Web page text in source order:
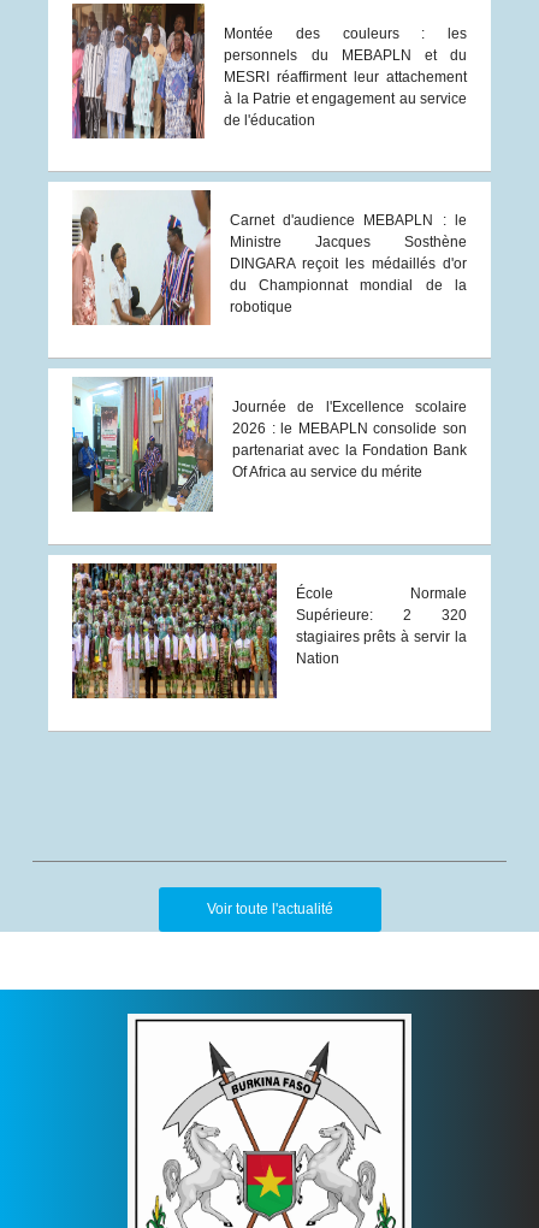
Montée des couleurs : les
personnels du MEBAPLN et du
MESRI réaffirment leur attachement
à la Patrie et engagement au service
de l'éducation
Carnet d'audience MEBAPLN : le
Ministre Jacques Sosthène
DINGARA reçoit les médaillés d'or
du Championnat mondial de la
robotique
Journée de l'Excellence scolaire
2026 : le MEBAPLN consolide son
partenariat avec la Fondation Bank
Of Africa au service du mérite
École Normale
Supérieure: 2 320
stagiaires prêts à servir la
Nation
Voir toute l'actualité